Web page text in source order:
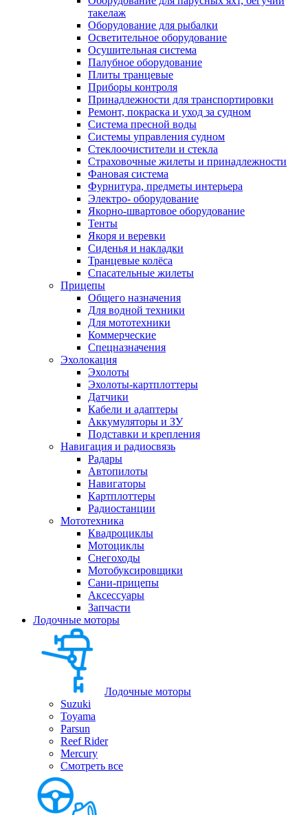
такелаж
Оборудование для рыбалки
Осветительное оборудование
Осушительная система
Палубное оборудование
Плиты транцевые
Приборы контроля
Принадлежности для транспортировки
Ремонт, покраска и уход за судном
Система пресной воды
Системы управления судном
Стеклоочистители и стекла
Страховочные жилеты и принадлежности
Фановая система
Фурнитура, предметы интерьера
Электро- оборудование
Якорно-швартовое оборудование
Тенты
Якоря и веревки
Сиденья и накладки
Транцевые колёса
Спасательные жилеты
Прицепы
Общего назначения
Для водной техники
Для мототехники
Коммерческие
Спецназначения
Эхолокация
Эхолоты
Эхолоты-картплоттеры
Датчики
Кабели и адаптеры
Аккумуляторы и ЗУ
Подставки и крепления
Навигация и радиосвязь
Радары
Автопилоты
Навигаторы
Картплоттеры
Радиостанции
Мототехника
Квадроциклы
Мотоциклы
Снегоходы
Мотобуксировщики
Сани-прицепы
Аксессуары
Запчасти
Лодочные моторы
Лодочные моторы
Suzuki
Toyama
Parsun
Reef Rider
Mercury
Смотреть все